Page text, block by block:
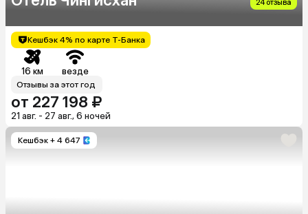
24 отзыва
Кешбэк 4% по карте Т-Банка
16 км везде
Отзывы за этот год
от 227 198 ₽
21 авг. - 27 авг., 6 ночей
Кешбэк + 4 647